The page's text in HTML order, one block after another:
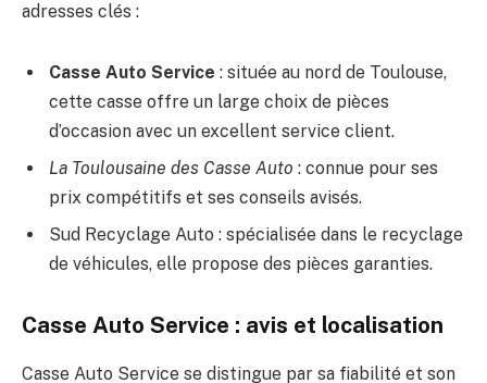
adresses clés :
Casse Auto Service : située au nord de Toulouse,
cette casse offre un large choix de pièces
d’occasion avec un excellent service client.
La Toulousaine des Casse Auto : connue pour ses
prix compétitifs et ses conseils avisés.
Sud Recyclage Auto : spécialisée dans le recyclage
de véhicules, elle propose des pièces garanties.
Casse Auto Service : avis et localisation
Casse Auto Service se distingue par sa fiabilité et son